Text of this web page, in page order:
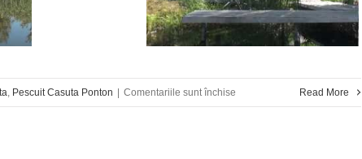
, Pescuit Casuta Ponton Comentariile sunt închise Read More